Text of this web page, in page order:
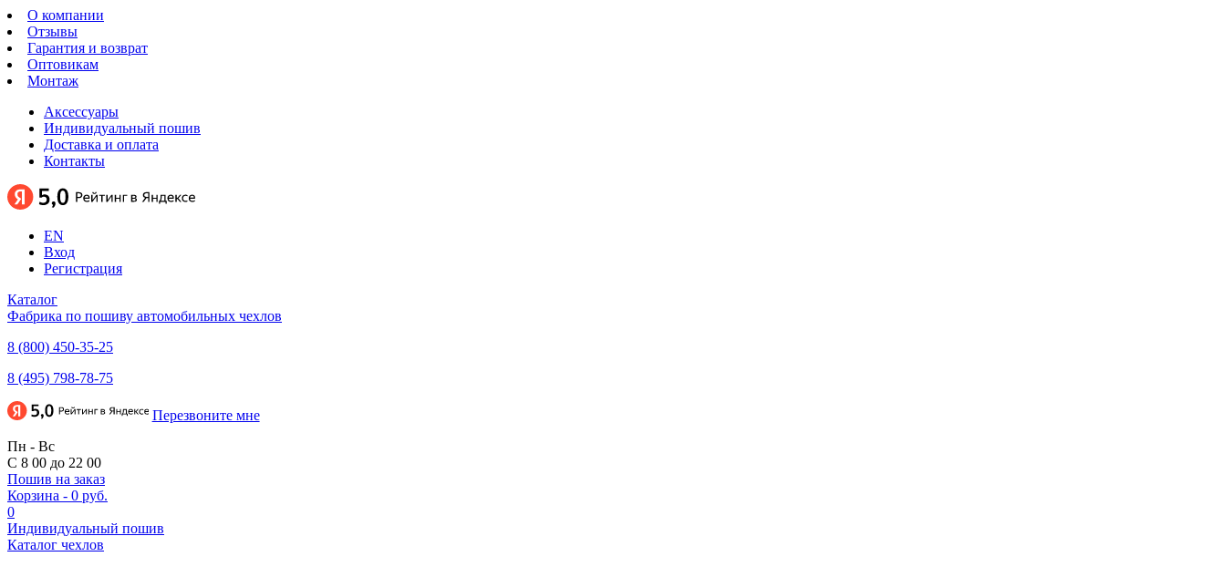
О компании
Отзывы
Гарантия и возврат
Оптовикам
Монтаж
Аксессуары
Индивидуальный пошив
Доставка и оплата
Контакты
EN
Вход
Регистрация
Каталог
Фабрика по пошиву автомобильных чехлов
8 (800) 450-35-25
8 (495) 798-78-75
Перезвоните мне
Пн - Вс
С 8 00 до 22 00
Пошив на заказ
Корзина - 0 руб.
0
Индивидуальный пошив
Каталог чехлов